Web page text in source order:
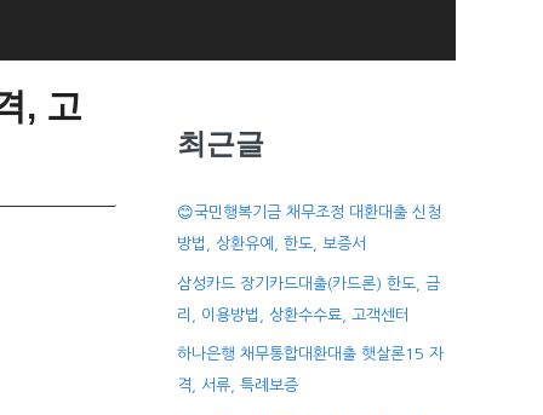
, 고
최근글
😊국민행복기금 채무조정 대환대출 신청
방법, 상환유예, 한도, 보증서
삼성카드 장기카드대출(카드론) 한도, 금
리, 이용방법, 상환수수료, 고객센터
하나은행 채무통합대환대출 햇살론15 자
격, 서류, 특례보증